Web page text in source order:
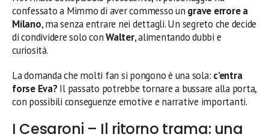
confessato a Mimmo di aver commesso un grave errore a
Milano, ma senza entrare nei dettagli. Un segreto che decide
di condividere solo conWalter, alimentando dubbi e
curiosità.
La domanda che molti fan si pongono è una sola: c’entra
forse Eva?Il passato potrebbe tornare a bussare alla porta,
con possibili conseguenze emotive e narrative importanti.
I Cesaroni – Il ritorno trama: una